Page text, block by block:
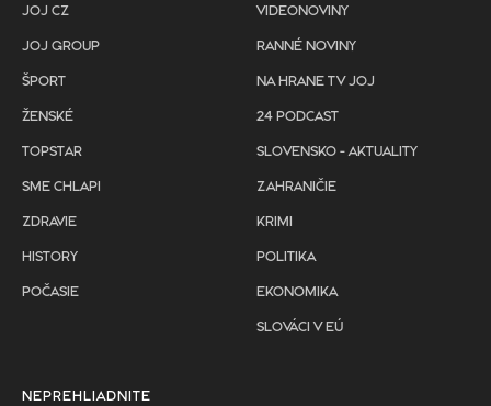
JOJ CZ
JOJ GROUP
ŠPORT
ŽENSKÉ
TOPSTAR
SME CHLAPI
ZDRAVIE
HISTORY
POČASIE
VIDEONOVINY
RANNÉ NOVINY
NA HRANE TV JOJ
24 PODCAST
SLOVENSKO - AKTUALITY
ZAHRANIČIE
KRIMI
POLITIKA
EKONOMIKA
SLOVÁCI V EÚ
NEPREHLIADNITE